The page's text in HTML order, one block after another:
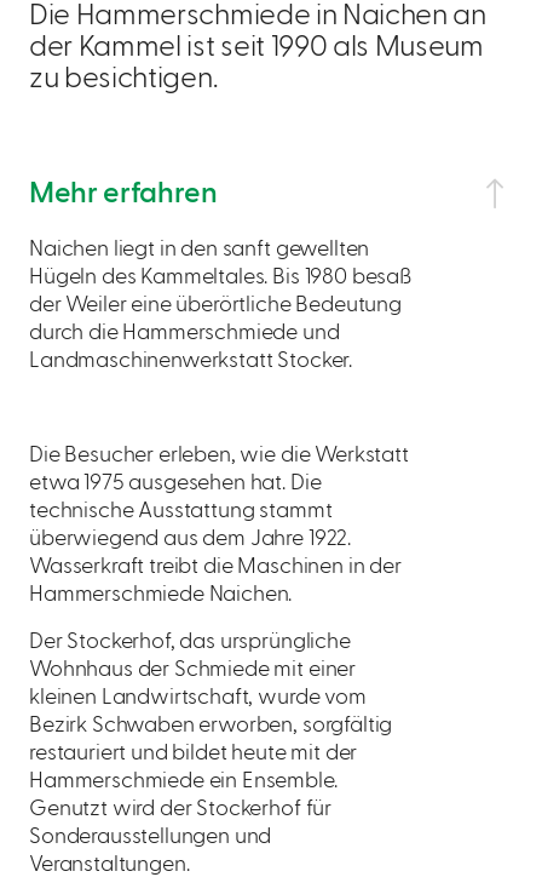
Die Hammerschmiede in Naichen an
der Kammel ist seit 1990 als Museum
zu besichtigen.
Mehr erfahren
Naichen liegt in den sanft gewellten
Hügeln des Kammeltales. Bis 1980 besaß
der Weiler eine überörtliche Bedeutung
durch die Hammerschmiede und
Landmaschinenwerkstatt Stocker.
Die Besucher erleben, wie die Werkstatt
etwa 1975 ausgesehen hat. Die
technische Ausstattung stammt
überwiegend aus dem Jahre 1922.
Wasserkraft treibt die Maschinen in der
Hammerschmiede Naichen.
Der Stockerhof, das ursprüngliche
Wohnhaus der Schmiede mit einer
kleinen Landwirtschaft, wurde vom
Bezirk Schwaben erworben, sorgfältig
restauriert und bildet heute mit der
Hammerschmiede ein Ensemble.
Genutzt wird der Stockerhof für
Sonderausstellungen und
Veranstaltungen.